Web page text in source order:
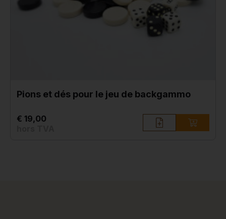
Pions et dés pour le jeu de backgammo
€ 19,00